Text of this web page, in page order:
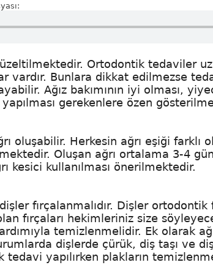
Ortodontik tedaviler
vardır. Bunlara dikkat edilmezse
Ağız bakımının iyi olması,
gerekenlere özen
oluşabilir. Herkesin ağrı eşiği farklı
Oluşan ağrı ortalama 3-4 gün
kesici kullanılması önerilmektedir.
fırçalanmalıdır. Dişler ortodontik
fırçaları hekimleriniz size
temizlenmelidir. Ek olarak
dişlerde çürük, diş taşı ve
yapılırken plakların